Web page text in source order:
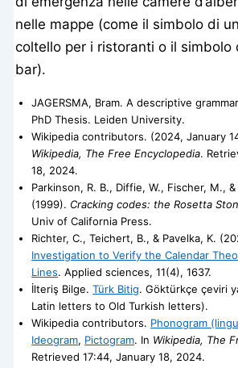
nelle mappe (come il simbolo di
coltello per i ristoranti o il simbolo
bar).
JAGERSMA, Bram. A descriptive
PhD Thesis. Leiden University.
Wikipedia contributors. (2024, January
Wikipedia, The Free Encyclopedia.
18, 2024.
Parkinson, R. B., Diffie, W., Fischer, M., &
(1999). Cracking codes: the Rosetta
Univ of California Press.
Richter, C., Teichert, B., & Pavelka, K.
Investigation to Verify the Calendar
Lines. Applied sciences, 11(4), 1637.
İlteriş Bilge.Türk Bitig. Göktürkçe çeviri
Latin letters to Old Turkish letters).
Wikipedia contributors. Phonogram
Ideogram, Pictogram. In Wikipedia, The
Retrieved 17:44, January 18, 2024.